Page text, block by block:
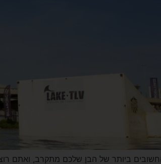
ביותר של הבן שלכם מתקרב, ואתם